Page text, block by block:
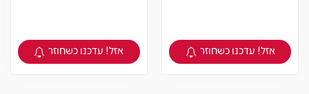
צפיה במוצר
אזל! עדכנו כשחוזר צפיה במוצר
אזל! עדכנו כשחוזר